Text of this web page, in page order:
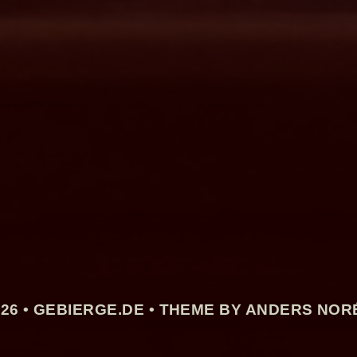
• GEBIERGE.DE • THEME BY ANDERS